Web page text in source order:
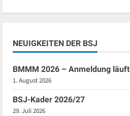
NEUIGKEITEN DER BSJ
BMMM 2026 – Anmeldung läuft
1. August 2026
BSJ-Kader 2026/27
29. Juli 2026